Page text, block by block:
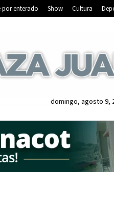
por enterado Show Cultura
domingo, agosto 9,